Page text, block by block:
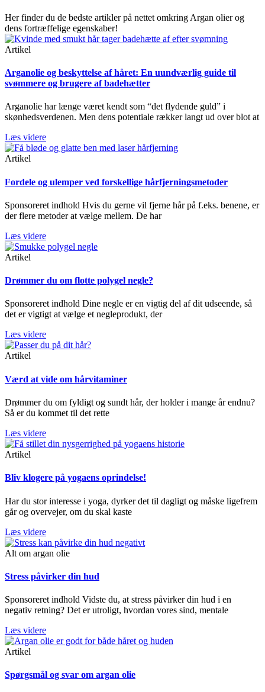
Her finder du de bedste artikler på nettet omkring Argan olier og
dens fortræffelige egenskaber!
Artikel
Arganolie og beskyttelse af håret: En uundværlig guide til
svømmere og brugere af badehætter
Arganolie har længe været kendt som “det flydende guld” i
skønhedsverdenen. Men dens potentiale rækker langt ud over blot at
Læs videre
Artikel
Fordele og ulemper ved forskellige hårfjerningsmetoder
Sponsoreret indhold Hvis du gerne vil fjerne hår på f.eks. benene, er
der flere metoder at vælge mellem. De har
Læs videre
Artikel
Drømmer du om flotte polygel negle?
Sponsoreret indhold Dine negle er en vigtig del af dit udseende, så
det er vigtigt at vælge et negleprodukt, der
Læs videre
Artikel
Værd at vide om hårvitaminer
Drømmer du om fyldigt og sundt hår, der holder i mange år endnu?
Så er du kommet til det rette
Læs videre
Artikel
Bliv klogere på yogaens oprindelse!
Har du stor interesse i yoga, dyrker det til dagligt og måske ligefrem
går og overvejer, om du skal kaste
Læs videre
Alt om argan olie
Stress påvirker din hud
Sponsoreret indhold Vidste du, at stress påvirker din hud i en
negativ retning? Det er utroligt, hvordan vores sind, mentale
Læs videre
Artikel
Spørgsmål og svar om argan olie